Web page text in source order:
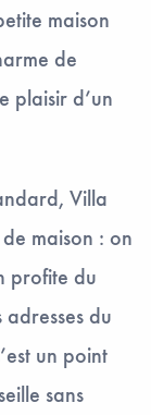
maison
de
plaisir d’un
Villa
maison : on
profite du
du
un point
sans